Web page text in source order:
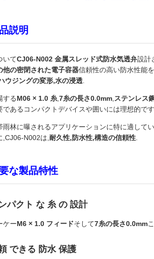
説明
いてCJ06-N002 金属スレッド式防水気透弁設計
他の密閉された電子容器信頼性の高い防水性能
ウジングの変形,水の浸透
するM06 × 1.0 糸 7糸の長さ0.0mm ステンレス
であるコンパクトデバイスや囲いには理想的です.
雨林に曝されるアプリケーションに特に適してい
,CJ06-N002は, 耐久性,防水性,構造の信頼性
な製品特性
パクト な 糸 の 設計
ケーM6 × 1.0 フィードそして7糸の長さ0.0mm
できる 防水 保護